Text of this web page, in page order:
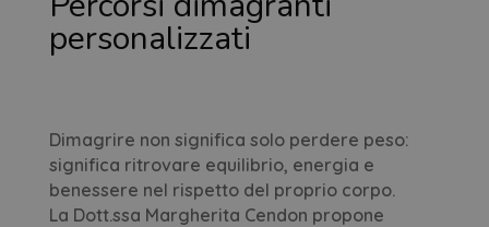
personalizzati
Dimagrire non significa solo perdere peso:
significa ritrovare equilibrio, energia e
benessere nel rispetto del proprio corpo.
La Dott.ssa Margherita Cendon propone